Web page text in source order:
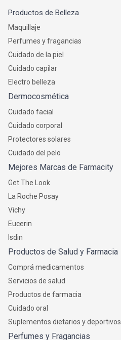
Productos de Belleza
Maquillaje
Perfumes y fragancias
Cuidado de la piel
Cuidado capilar
Electro belleza
Dermocosmética
Cuidado facial
Cuidado corporal
Protectores solares
Cuidado del pelo
Mejores Marcas de Farmacity
Get The Look
La Roche Posay
Vichy
Eucerin
Isdin
Productos de Salud y Farmacia
Comprá medicamentos
Servicios de salud
Productos de farmacia
Cuidado oral
Suplementos dietarios y deportivos
Perfumes y Fragancias